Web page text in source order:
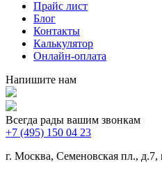
Прайс лист
Блог
Контакты
Калькулятор
Онлайн-оплата
Напишите нам
Всегда рады вашим звонкам
+7 (495) 150 04 23
г. Москва, Семеновская пл., д.7,